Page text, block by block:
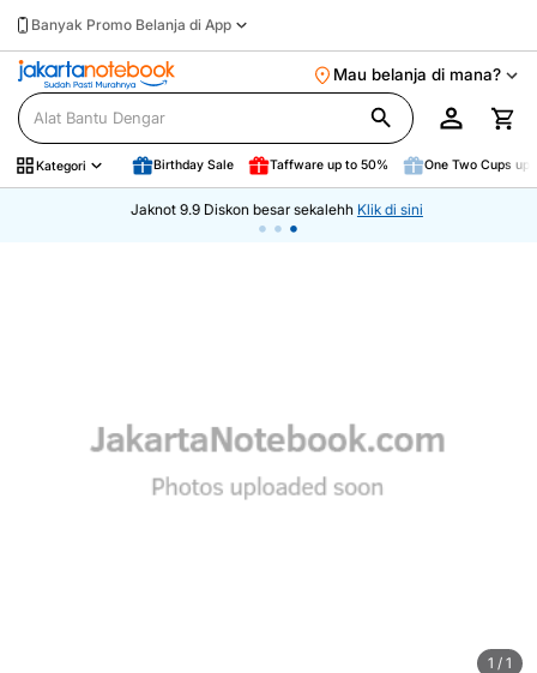
Banyak Promo Belanja di App
Mau belanja di mana?
Kategori Birthday Sale Taffware up to 50% One Two Cups up
Jaknot 9.9 Diskon besar sekalehhKlik di sini
• • •
1 / 1